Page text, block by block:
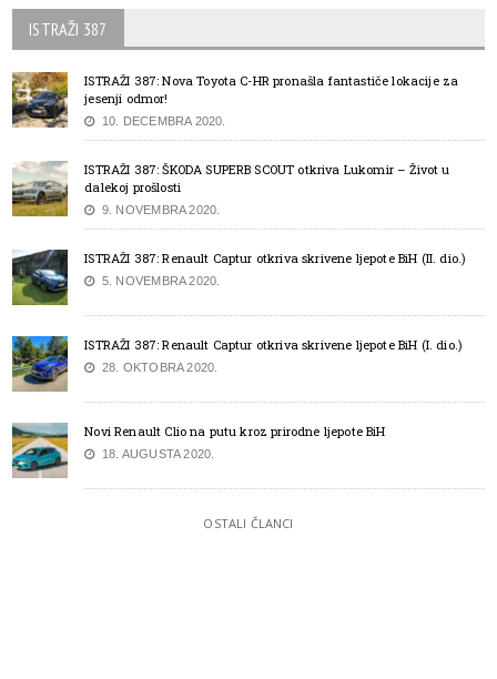
ISTRAŽI 387
ISTRAŽI 387: Nova Toyota C-HR pronašla fantastiče lokacije za
jesenji odmor!
10. DECEMBRA 2020.
ISTRAŽI 387: ŠKODA SUPERB SCOUT otkriva Lukomir – Život u
dalekoj prošlosti
9. NOVEMBRA 2020.
ISTRAŽI 387: Renault Captur otkriva skrivene ljepote BiH (II. dio.)
5. NOVEMBRA 2020.
ISTRAŽI 387: Renault Captur otkriva skrivene ljepote BiH (I. dio.)
28. OKTOBRA 2020.
Novi Renault Clio na putu kroz prirodne ljepote BiH
18. AUGUSTA 2020.
OSTALI ČLANCI